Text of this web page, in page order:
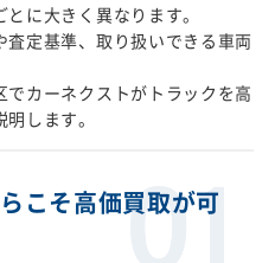
に大きく異なります。
定基準、取り扱いできる車両
カーネクストがトラックを高
します。
こそ高価買取が可